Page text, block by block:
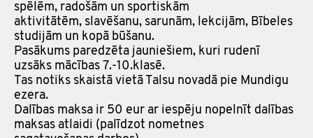
spēlēm, radošām un sportiskām
aktivitātēm, slavēšanu, sarunām, lekcijām, Bībeles
studijām un kopā būšanu.
Pasākums paredzēta jauniešiem, kuri rudenī
uzsāks mācības 7.-10.klasē.
Tas notiks skaistā vietā Talsu novadā pie Mundigu
ezera.
Dalības maksa ir 50 eur ar iespēju nopelnīt dalības
maksas atlaidi (palīdzot nometnes